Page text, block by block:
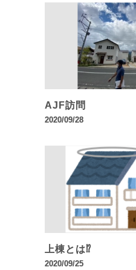
AJF訪問
2020/09/28
上棟とは⁉️
2020/09/25